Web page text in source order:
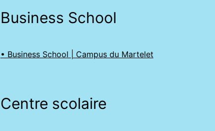
Business School
• Business School | Campus du Martelet
Centre scolaire